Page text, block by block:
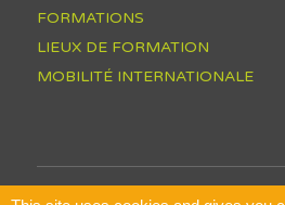
FORMATIONS
LIEUX DE FORMATION
MOBILITÉ INTERNATIONALE
Plan du site